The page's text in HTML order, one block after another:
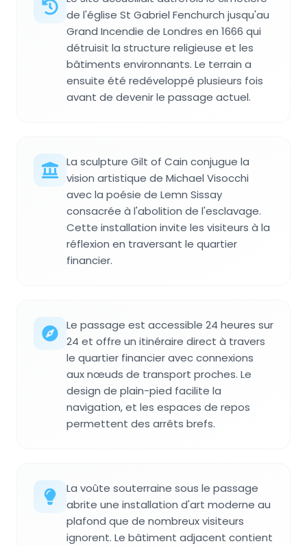
de l'église St Gabriel Fenchurch jusqu'au
Grand Incendie de Londres en 1666 qui
détruisit la structure religieuse et les
bâtiments environnants. Le terrain a
ensuite été redéveloppé plusieurs fois
avant de devenir le passage actuel.
La sculpture Gilt of Cain conjugue la
vision artistique de Michael Visocchi
avec la poésie de Lemn Sissay
consacrée à l'abolition de l'esclavage.
Cette installation invite les visiteurs à la
réflexion en traversant le quartier
financier.
Le passage est accessible 24 heures sur
24 et offre un itinéraire direct à travers
le quartier financier avec connexions
aux nœuds de transport proches. Le
design de plain-pied facilite la
navigation, et les espaces de repos
permettent des arrêts brefs.
La voûte souterraine sous le passage
abrite une installation d'art moderne au
plafond que de nombreux visiteurs
ignorent. Le bâtiment adjacent contient